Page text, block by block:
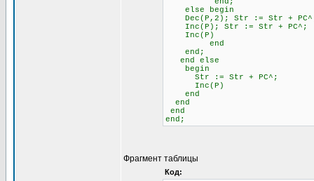
else begin \\
Dec(P,2); Str := Str +
Inc(P); Str := Str + PC^;
Inc(P)
end
end;
end else \\ Если
begin
Str := Str + PC^;
Inc(P)
end
end
end
end;
Фрагмент таблицы
Код: